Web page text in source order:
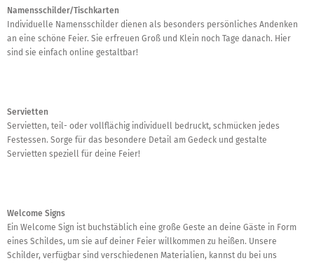
Namensschilder/Tischkarten
Individuelle Namensschilder dienen als besonders persönliches Andenken
an eine schöne Feier. Sie erfreuen Groß und Klein noch Tage danach. Hier
sind sie einfach online gestaltbar!
Servietten
Servietten, teil- oder vollflächig individuell bedruckt, schmücken jedes
Festessen. Sorge für das besondere Detail am Gedeck und gestalte
Servietten speziell für deine Feier!
Welcome Signs
Ein Welcome Sign ist buchstäblich eine große Geste an deine Gäste in Form
eines Schildes, um sie auf deiner Feier willkommen zu heißen. Unsere
Schilder, verfügbar sind verschiedenen Materialien, kannst du bei uns